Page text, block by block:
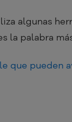
algunas
la palabra
que pueden